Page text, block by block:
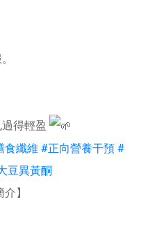
得輕盈
食纖維 #正向營養干預#
豆異黃酮
】